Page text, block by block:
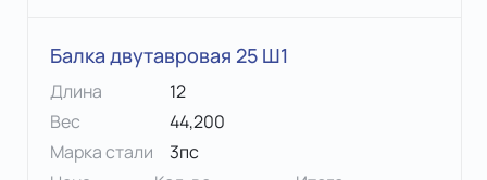
Балка двутавровая 25 Ш1
Длина
12
Вес
44,200
Марка стали
3пс